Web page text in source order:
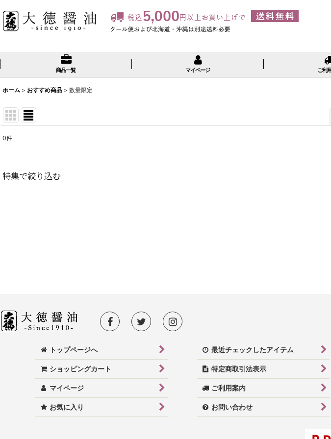
商品一覧 マイページ ご利
ホーム > おすすめ商品 > 数量限定
並び順:
0件
特集で絞り込む
トップページへ 最近チェックしたアイテム
ショッピングカート 特定商取引法表示
マイページ ご利用案内
お気に入り お問い合わせ